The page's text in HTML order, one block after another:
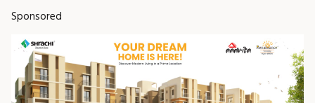
Sponsored